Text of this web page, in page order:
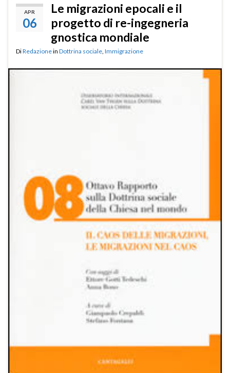
APR
06
Le migrazioni epocali e il
progetto di re-ingegneria
gnostica mondiale
DiRedazionein Dottrina sociale Immigrazione